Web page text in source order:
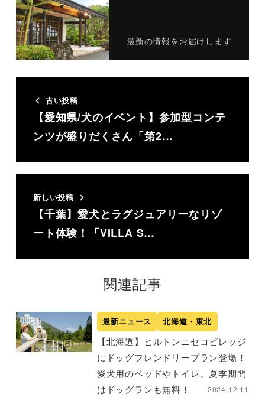
最新の情報をお届けします
古い投稿
【愛知県/犬のイベント】参加型コンテ
ンツが盛りだくさん「第2…
新しい投稿
【千葉】愛犬とラグジュアリーなリゾ
ート体験！「VILLA S…
関連記事
最新ニュース 北海道・東北
【北海道】ヒルトンニセコビレッジ
にドッグフレンドリープラン登場！
愛犬用のベッドやトイレ、夏季期間
はドッグランも無料！
2024.12.11